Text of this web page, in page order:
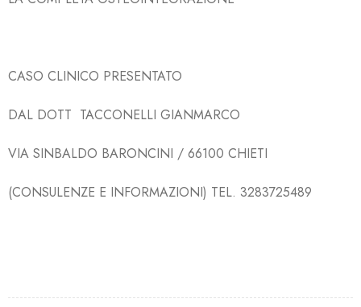
CASO CLINICO PRESENTATO
DAL DOTT TACCONELLI GIANMARCO
VIA SINBALDO BARONCINI / 66100 CHIETI
(CONSULENZE E INFORMAZIONI) TEL. 3283725489